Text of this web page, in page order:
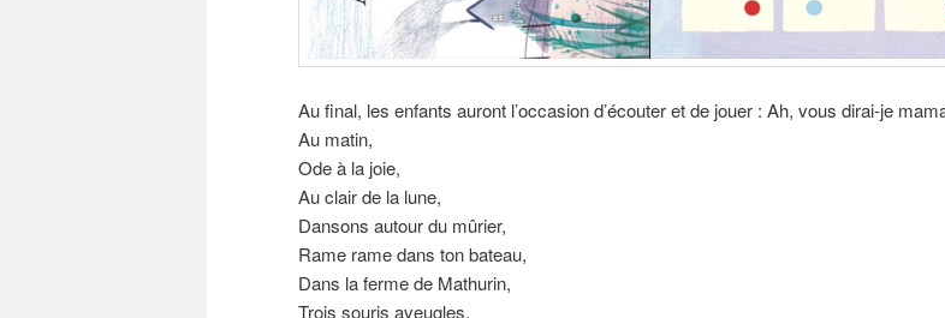
Au final, les enfants auront l’occasion d’écouter et de jouer : Ah, vous dirai-je
Au matin,
Ode à la joie,
Au clair de la lune,
Dansons autour du mûrier,
Rame rame dans ton bateau,
Dans la ferme de Mathurin,
Trois souris aveugles,